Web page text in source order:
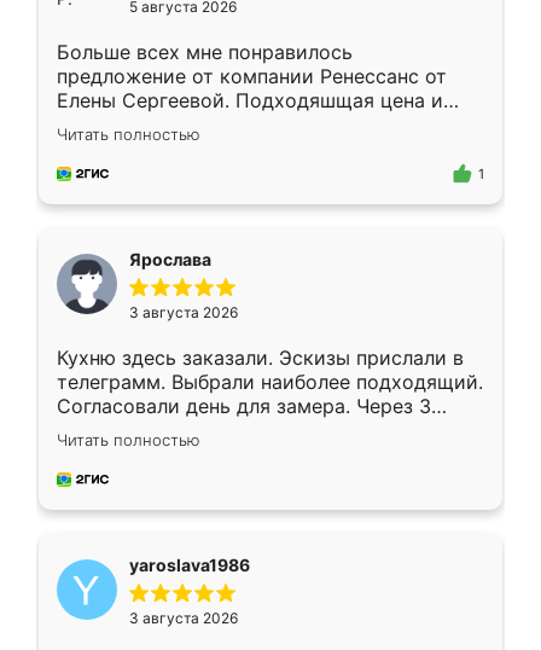
5 августа 2026
Больше всех мне понравилось
предложение от компании Ренессанс от
Елены Сергеевой. Подходяшщая цена и
короткие сроки изготовления. Приехавший
для замера сотрудник Владислав
предложил по моему эскизу самый
Читать полностью
1
Ярослава
3 августа 2026
Кухню здесь заказали. Эскизы прислали в
телеграмм. Выбрали наиболее подходящий.
Согласовали день для замера. Через 3
недели кухня была уже готова. Остались
довольны работой. Спасибо Ренессанс
мебель за качественную работу!
Читать полностью
yaroslava1986
3 августа 2026